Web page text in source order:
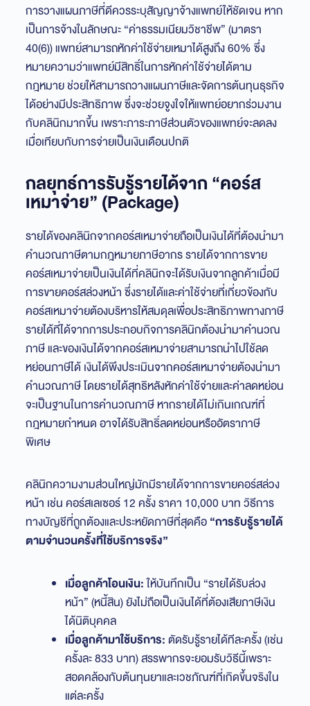
การวางแผนภาษีที่ดีควรระบุสัญญาจ้างแพทย์ให้ชัดเจน หาก
เป็นการจ้างในลักษณะ “ค่าธรรมเนียมวิชาชีพ” (มาตรา
40(6)) แพทย์สามารถหักค่าใช้จ่ายเหมาได้สูงถึง 60% ซึ่ง
หมายความว่าแพทย์มีสิทธิ์ในการหักค่าใช้จ่ายได้ตาม
กฎหมาย ช่วยให้สามารถวางแผนภาษีและจัดการต้นทุนธุรกิจ
ได้อย่างมีประสิทธิภาพ ซึ่งจะช่วยจูงใจให้แพทย์อยากร่วมงาน
กับคลินิกมากขึ้น เพราะภาระภาษีส่วนตัวของแพทย์จะลดลง
เมื่อเทียบกับการจ่ายเป็นเงินเดือนปกติ
กลยุทธ์การรับรู้รายได้จาก “คอร์ส
เหมาจ่าย” (Package)
รายได้ของคลินิกจากคอร์สเหมาจ่ายถือเป็นเงินได้ที่ต้องนำมา
คำนวณภาษีตามกฎหมายภาษีอากร รายได้จากการขาย
คอร์สเหมาจ่ายเป็นเงินได้ที่คลินิกจะได้รับเงินจากลูกค้าเมื่อมี
การขายคอร์สล่วงหน้า ซึ่งรายได้และค่าใช้จ่ายที่เกี่ยวข้องกับ
คอร์สเหมาจ่ายต้องบริหารให้สมดุลเพื่อประสิทธิภาพทางภาษี
รายได้ที่ได้จากการประกอบกิจการคลินิกต้องนำมาคำนวณ
ภาษี และของเงินได้จากคอร์สเหมาจ่ายสามารถนำไปใช้ลด
หย่อนภาษีได้ เงินได้พึงประเมินจากคอร์สเหมาจ่ายต้องนำมา
คำนวณภาษี โดยรายได้สุทธิหลังหักค่าใช้จ่ายและค่าลดหย่อน
จะเป็นฐานในการคำนวณภาษี หากรายได้ไม่เกินเกณฑ์ที่
กฎหมายกำหนด อาจได้รับสิทธิ์ลดหย่อนหรืออัตราภาษี
พิเศษ
คลินิกความงามส่วนใหญ่มักมีรายได้จากการขายคอร์สล่วง
หน้า เช่น คอร์สเลเซอร์ 12 ครั้ง ราคา 10,000 บาท วิธีการ
ทางบัญชีที่ถูกต้องและประหยัดภาษีที่สุดคือ“การรับรู้รายได้
ตามจำนวนครั้งที่ใช้บริการจริง”
เมื่อลูกค้าโอนเงิน:ให้บันทึกเป็น “รายได้รับล่วง
หน้า” (หนี้สิน) ยังไม่ถือเป็นเงินได้ที่ต้องเสียภาษีเงิน
ได้นิติบุคคล
เมื่อลูกค้ามาใช้บริการ: ตัดรับรู้รายได้ทีละครั้ง (เช่น
ครั้งละ 833 บาท) สรรพากรจะยอมรับวิธีนี้เพราะ
สอดคล้องกับต้นทุนยาและเวชภัณฑ์ที่เกิดขึ้นจริงใน
แต่ละครั้ง